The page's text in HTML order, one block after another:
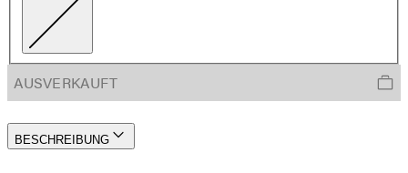
AUSVERKAUFT
BESCHREIBUNG